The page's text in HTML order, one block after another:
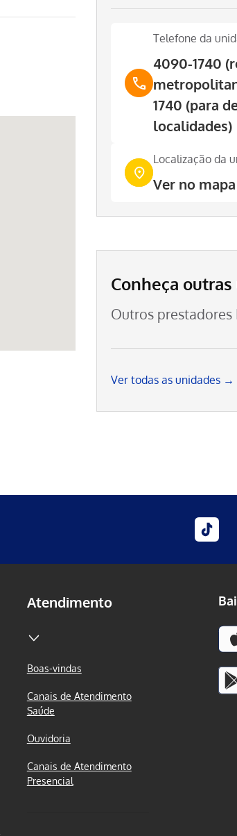
Telefone da
4090-1740
1740 (para
localidades)
Localização da
Ver no mapa
Conheça
Outros prestadores
Ver todas as unidades →
Atendimento
Boas-vindas
Canais de Atendimento
Saúde
Ouvidoria
Canais de Atendimento
Presencial